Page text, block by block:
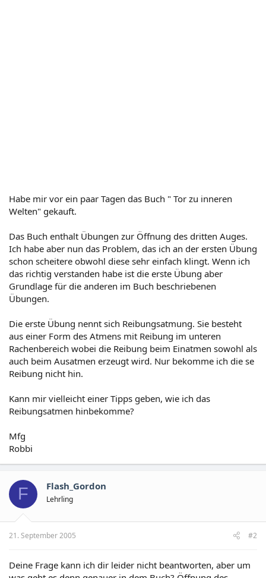
Habe mir vor ein paar Tagen das Buch " Tor zu inneren
Welten" gekauft.
Das Buch enthalt Übungen zur Öffnung des dritten Auges.
Ich habe aber nun das Problem, das ich an der ersten Übung
schon scheitere obwohl diese sehr einfach klingt. Wenn ich
das richtig verstanden habe ist die erste Übung aber
Grundlage für die anderen im Buch beschriebenen
Übungen.
Die erste Übung nennt sich Reibungsatmung. Sie besteht
aus einer Form des Atmens mit Reibung im unteren
Rachenbereich wobei die Reibung beim Einatmen sowohl als
auch beim Ausatmen erzeugt wird. Nur bekomme ich die se
Reibung nicht hin.
Kann mir vielleicht einer Tipps geben, wie ich das
Reibungsatmen hinbekomme?
Mfg
Robbi
F Flash_Gordon
Lehrling
21. September 2005 #2
Deine Frage kann ich dir leider nicht beantworten, aber um